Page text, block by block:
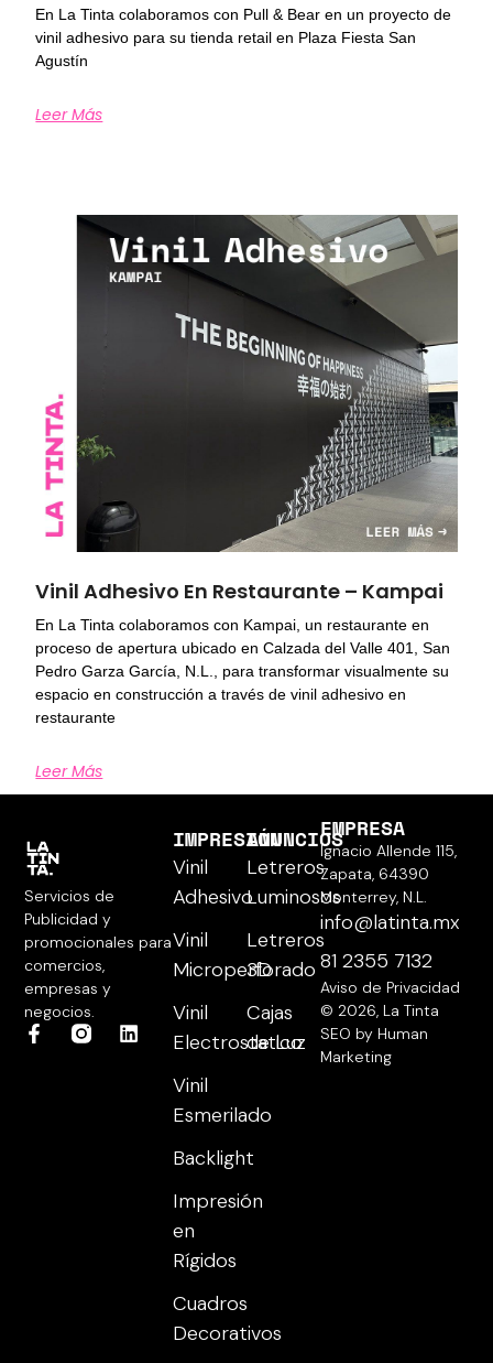
En La Tinta colaboramos con Pull & Bear en un proyecto de
vinil adhesivo para su tienda retail en Plaza Fiesta San
Agustín
Leer Más
Vinil Adhesivo En Restaurante – Kampai
En La Tinta colaboramos con Kampai, un restaurante en
proceso de apertura ubicado en Calzada del Valle 401, San
Pedro Garza García, N.L., para transformar visualmente su
espacio en construcción a través de vinil adhesivo en
restaurante
Leer Más
Servicios de
Publicidad y
promocionales para
comercios,
empresas y
negocios.
IMPRESIÓN
Vinil
Adhesivo
Vinil
Microperforado
Vinil
Electrostatico
Vinil
Esmerilado
Backlight
Impresión
en
Rígidos
Cuadros
Decorativos
ANUNCIOS
Letreros
Luminosos
Letreros
3D
Cajas
de Luz
EMPRESA
Ignacio Allende 115,
Zapata, 64390
Monterrey, N.L.
info@latinta.mx
81 2355 7132
Aviso de Privacidad
© 2026, La Tinta
SEO by Human
Marketing